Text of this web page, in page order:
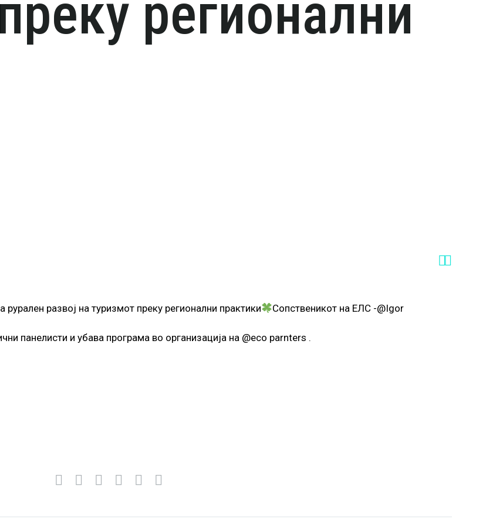
регионални

развој на туризмот преку регионални практики
Сопственикот на ЕЛС -@Igor
панелисти и убава програма во организација на @eco parnters .